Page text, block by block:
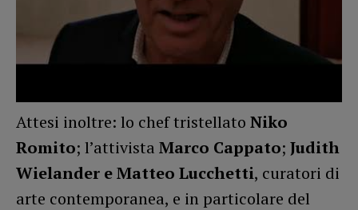
Attesi inoltre: lo chef tristellato Niko
Romito; l’attivista Marco Cappato; Judith
Wielander e Matteo Lucchetti, curatori di
arte contemporanea, e in particolare del